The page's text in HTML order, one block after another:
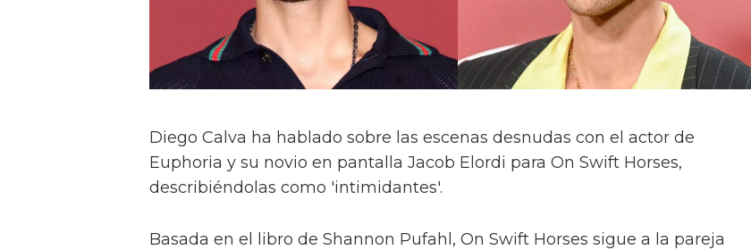
Diego Calva ha hablado sobre las escenas desnudas con el actor de
Euphoria y su novio en pantalla Jacob Elordi para On Swift Horses,
describiéndolas como 'intimidantes'.
Basada en el libro de Shannon Pufahl, On Swift Horses sigue a la pareja